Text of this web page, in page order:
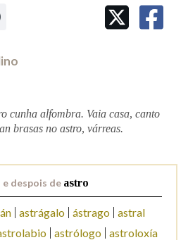
IDENTIDADE CORPORATIVA
MARCIAL DEL ADALID
FIGURAS HOMENAXEADAS
cunha alfombra. Vaia casa, canto
brasas no astro, várreas.
despois de astro
astrágalo ástrago
astral
astrólogo astroloxía